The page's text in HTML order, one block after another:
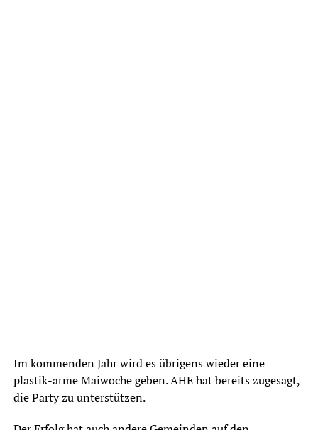
Im kommenden Jahr wird es übrigens wieder eine
plastik-arme Maiwoche geben. AHE hat bereits zugesagt,
die Party zu unterstützen.